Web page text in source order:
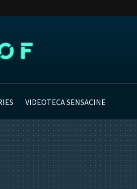
VIDEOTECA SENSACINE